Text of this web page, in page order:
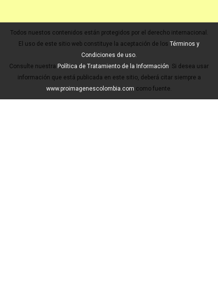
Todos nuestos contenidos están protegidos por el derecho internacional.
El uso de este sitio web constituye la aceptación de los Términos y
Condiciones de uso.
Consulte nuestra Política de Tratamiento de la Información. Si desea usar
información que está publicada en este sitio, deberá citar siempre a
www.proimagenescolombia.com como fuente.